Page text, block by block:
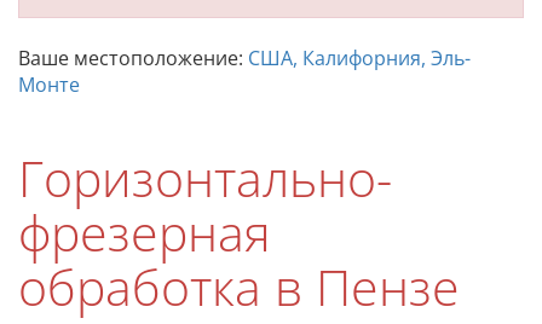
Ваше местоположение: США, Калифорния, Эль-
Монте
Горизонтально-
фрезерная
обработка в Пензе